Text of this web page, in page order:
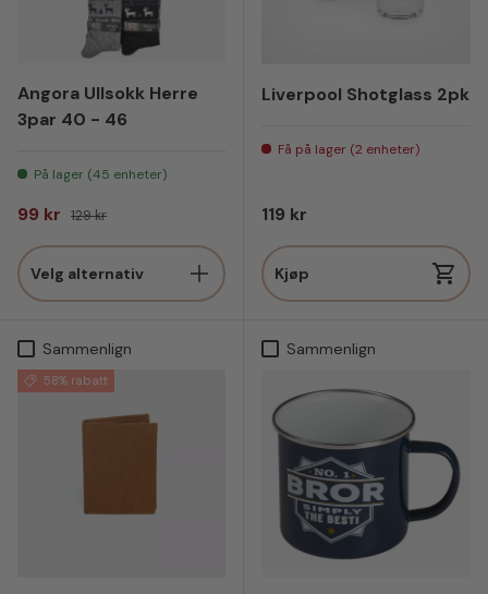
Angora Ullsokk Herre
3par 40 - 46
På lager (45 enheter)
Salgspris
99 kr Vanlig pris
129 kr
Velg alternativ
Liverpool Shotglass 2pk
Få på lager (2 enheter)
Vanlig pris
119 kr
Kjøp
Sammenlign
58% rabatt
Sammenlign